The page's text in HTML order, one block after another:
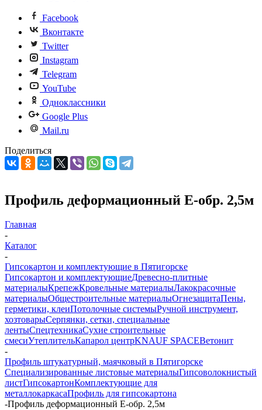
Facebook
Вконтакте
Twitter
Instagram
Telegram
YouTube
Одноклассники
Google Plus
Mail.ru
Поделиться
Профиль деформационный E-обр. 2,5м
Главная
-
Каталог
-
Гипсокартон и комплектующие в Пятигорске
Гипсокартон и комплектующиеДревесно-плитные
материалыКрепежКровельные материалыЛакокрасочные
материалыОбщестроительные материалыОгнезащитаПены,
герметики, клеиПотолочные системыРучной инструмент,
хозтоварыСерпянки, сетки, специальные
лентыСпецтехникаСухие строительные
смесиУтеплительКапарол центрKNAUF SPACEВетонит
-
Профиль штукатурный, маячковый в Пятигорске
Специализированные листовые материалыГипсоволокнистый
листГипсокартонКомплектующие для
металлокаркасаПрофиль для гипсокартона
-Профиль деформационный E-обр. 2,5м